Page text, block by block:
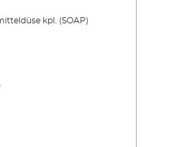
kpl. (SOAP)